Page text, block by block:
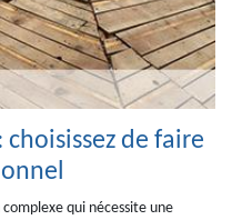
de faire
qui nécessite une